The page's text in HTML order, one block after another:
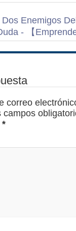
Dos Enemigos
- 【
correo
campos
*